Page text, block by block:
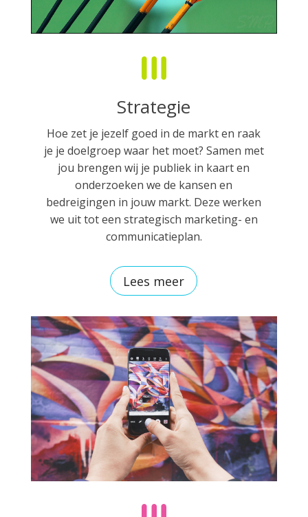
Strategie
Hoe zet je jezelf goed in de markt en raak
je je doelgroep waar het moet? Samen met
jou brengen wij je publiek in kaart en
onderzoeken we de kansen en
bedreigingen in jouw markt. Deze werken
we uit tot een strategisch marketing- en
communicatieplan.
Lees meer